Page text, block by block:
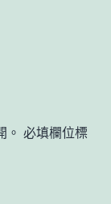
。 必填欄位標